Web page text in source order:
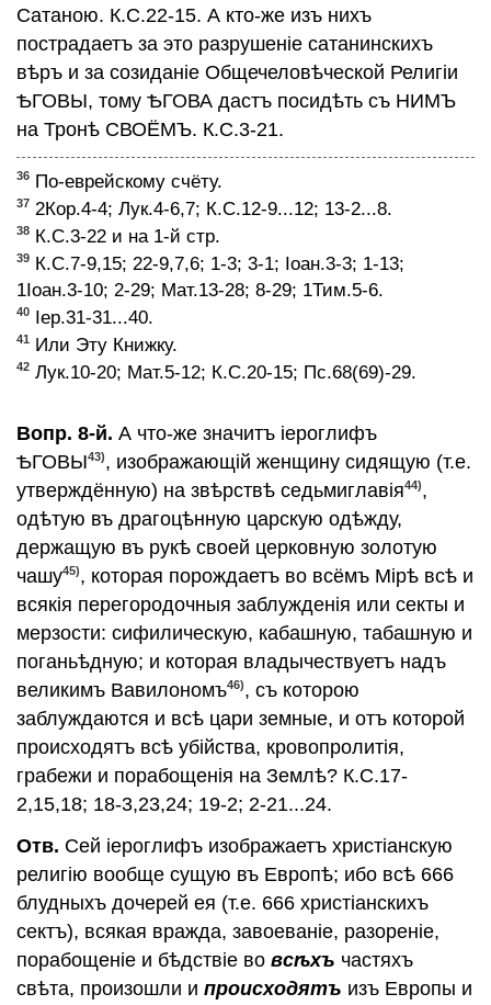
Сатаною. К.С.22-15. А кто-же изъ нихъ
пострадаетъ за это разрушенiе сатанинскихъ
вѣръ и за созиданiе Общечеловѣческой Религiи
ѢГОВЫ, тому ѢГОВА дастъ посидѣть съ НИМЪ
на Тронѣ СВОЁМЪ. К.С.3-21.
36 По-еврейскому счёту.
37 2Кор.4-4; Лук.4-6,7; К.С.12-9...12; 13-2...8.
38 К.С.3-22 и на 1-й стр.
39 К.С.7-9,15; 22-9,7,6; 1-3; 3-1; Iоан.3-3; 1-13;
1Iоан.3-10; 2-29; Мат.13-28; 8-29; 1Тим.5-6.
40 Iер.31-31...40.
41 Или Эту Книжку.
42 Лук.10-20; Мат.5-12; К.С.20-15; Пс.68(69)-29.
Вопр. 8-й. А что-же значитъ iероглифъ
ѢГОВЫ43), изображающiй женщину сидящую (т.е.
утверждённую) на звѣрствѣ седьмиглавiя44),
одѣтую въ драгоцѣнную царскую одѣжду,
держащую въ рукѣ своей церковную золотую
чашу45), которая порождаетъ во всёмъ Мiрѣ всѣ и
всякiя перегородочныя заблужденiя или секты и
мерзости: сифилическую, кабашную, табашную и
поганьѣдную; и которая владычествуетъ надъ
великимъ Вавилономъ46), съ которою
заблуждаются и всѣ цари земные, и отъ которой
происходятъ всѣ убiйства, кровопролитiя,
грабежи и порабощенiя на Землѣ? К.С.17-
2,15,18; 18-3,23,24; 19-2; 2-21...24.
Отв. Сей iероглифъ изображаетъ христiанскую
религiю вообще сущую въ Европѣ; ибо всѣ 666
блудныхъ дочерей ея (т.е. 666 христiанскихъ
сектъ), всякая вражда, завоеванiе, разоренiе,
порабощенiе и бѣдствiе во всѣхъ частяхъ
свѣта, произошли и происходятъ изъ Европы и